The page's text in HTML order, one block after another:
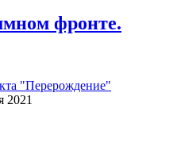
фронте.
"Перерождение"
2021